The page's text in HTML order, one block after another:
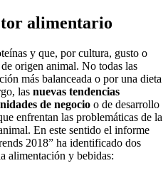
alimentario
y que, por cultura, gusto o
origen animal. No todas las
más balanceada o por una dieta
las nuevas tendencias
de negocio o de desarrollo
enfrentan las problemáticas de la
En este sentido el informe
2018” ha identificado dos
alimentación y bebidas: